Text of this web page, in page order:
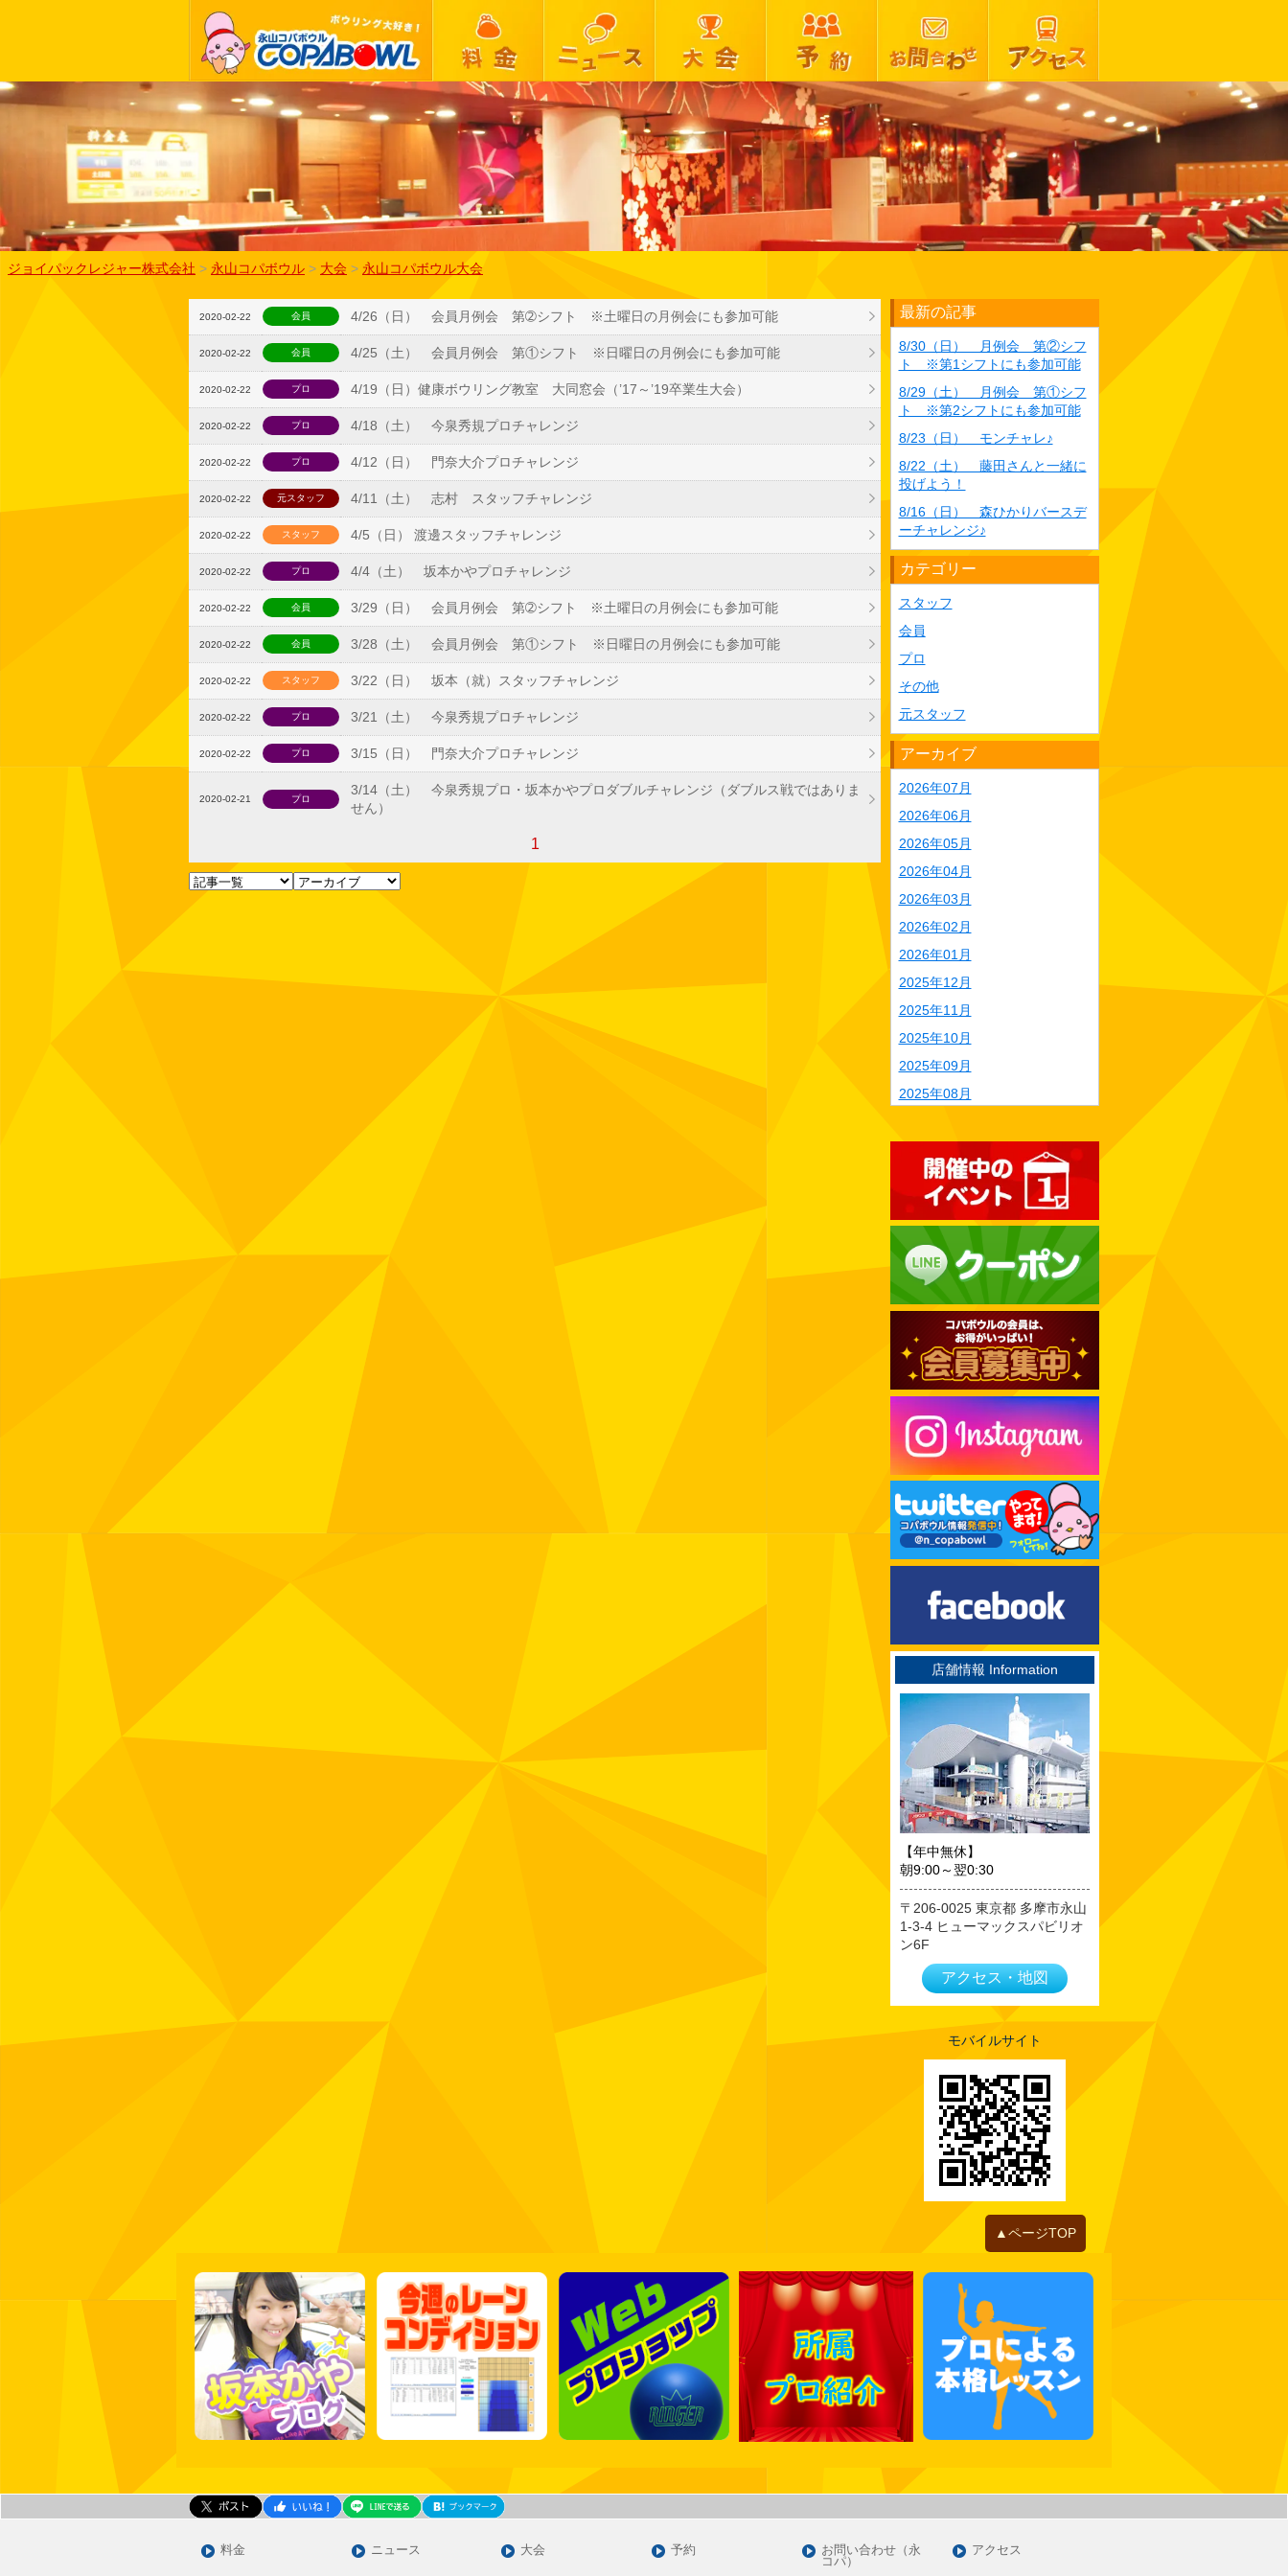
ジョイパックレジャー株式会社 > 永山コパボウル > 大会 > 永山コパボウル大会
2020-02-22 会員 4/26（日） 会員月例会 第➁シフト ※土曜日の月例会にも参加可能
2020-02-22 会員 4/25（土） 会員月例会 第①シフト ※日曜日の月例会にも参加可能
2020-02-22 プロ 4/19（日）健康ボウリング教室 大同窓会（’17～’19卒業生大会）
2020-02-22 プロ 4/18（土） 今泉秀規プロチャレンジ
2020-02-22 プロ 4/12（日） 門奈大介プロチャレンジ
2020-02-22 元スタッフ 4/11（土） 志村 スタッフチャレンジ
2020-02-22 スタッフ 4/5（日） 渡邊スタッフチャレンジ
2020-02-22 プロ 4/4（土） 坂本かやプロチャレンジ
2020-02-22 会員 3/29（日） 会員月例会 第➁シフト ※土曜日の月例会にも参加可能
2020-02-22 会員 3/28（土） 会員月例会 第①シフト ※日曜日の月例会にも参加可能
2020-02-22 スタッフ 3/22（日） 坂本（就）スタッフチャレンジ
2020-02-22 プロ 3/21（土） 今泉秀規プロチャレンジ
2020-02-22 プロ 3/15（日） 門奈大介プロチャレンジ
2020-02-21 プロ
3/14（土） 今泉秀規プロ・坂本かやプロダブルチャレンジ（ダブルス戦ではありま
せん）
1
最新の記事
8/30（日） 月例会 第②シフ
ト ※第1シフトにも参加可能
8/29（土） 月例会 第①シフ
ト ※第2シフトにも参加可能
8/23（日） モンチャレ♪
8/22（土） 藤田さんと一緒に
投げよう！
8/16（日） 森ひかりバースデ
ーチャレンジ♪
カテゴリー
スタッフ
会員
プロ
その他
元スタッフ
アーカイブ
2026年07月
2026年06月
2026年05月
2026年04月
2026年03月
2026年02月
2026年01月
2025年12月
2025年11月
2025年10月
2025年09月
2025年08月
2025年05月
2025年04月
2025年03月
2025年02月
2025年01月
2024年12月
2024年11月
2024年10月
2024年09月
2024年08月
2024年07月
2024年06月
2024年05月
2024年04月
2024年03月
2024年02月
2024年01月
2023年12月
2023年11月
2023年10月
2023年09月
2023年08月
2023年07月
2023年06月
2023年05月
2023年04月
2023年02月
2023年01月
2022年12月
2022年11月
2022年10月
2022年08月
2022年07月
2022年06月
2022年05月
2022年04月
2022年01月
2021年11月
2021年10月
2021年09月
2021年07月
2021年06月
2021年05月
2021年01月
店舗情報 Information
【年中無休】
朝9:00～翌0:30
206-0025 東京都 多摩市永山
1-3-4 ヒューマックスパビリオ
ン6F
アクセス・地図
モバイルサイト
▲ページTOP
料金 ニュース 大会 予約
お問い合わせ（永
コパ）
アクセス